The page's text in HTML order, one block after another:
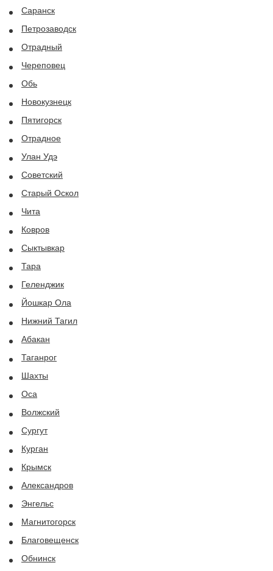
Саранск
Петрозаводск
Отрадный
Череповец
Обь
Новокузнецк
Пятигорск
Отрадное
Улан Удэ
Советский
Старый Оскол
Чита
Ковров
Сыктывкар
Тара
Геленджик
Йошкар Ола
Нижний Тагил
Абакан
Таганрог
Шахты
Оса
Волжский
Сургут
Курган
Крымск
Александров
Энгельс
Магнитогорск
Благовещенск
Обнинск